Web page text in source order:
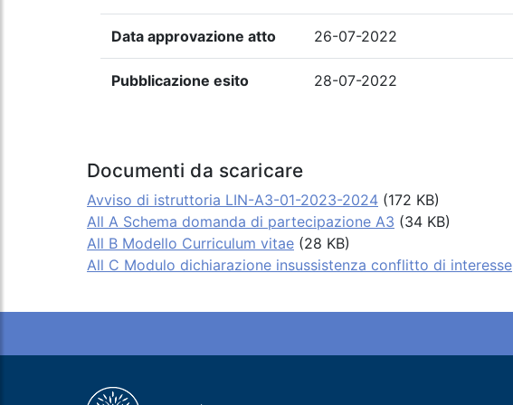
Data approvazione atto 26-07-2022
Pubblicazione esito 28-07-2022
Documenti da scaricare
Avviso di istruttoria LIN-A3-01-2023-2024 (172 KB)
All A Schema domanda di partecipazione A3 (34 KB)
All B Modello Curriculum vitae (28 KB)
All C Modulo dichiarazione insussistenza conflitto di interesse